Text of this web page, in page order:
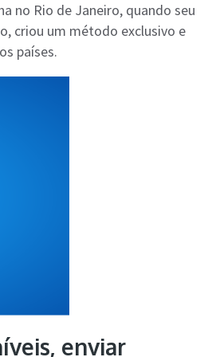
no Rio de Janeiro, quando seu
criou um método exclusivo e
países.
enviar